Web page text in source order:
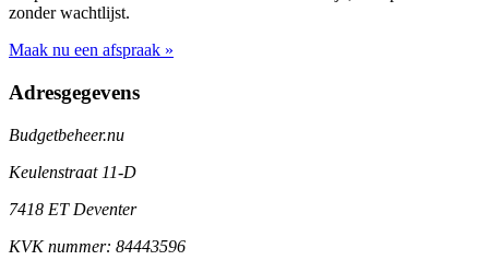
zonder wachtlijst.
Maak nu een afspraak »
Adresgegevens
Budgetbeheer.nu
Keulenstraat 11-D
7418 ET Deventer
KVK nummer: 84443596